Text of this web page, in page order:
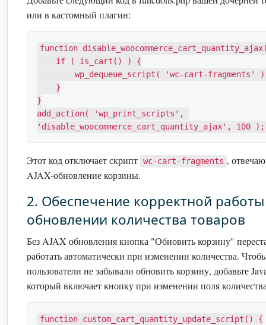
или в кастомный плагин:
function
}
add_action( 'wp_print_scripts',
'disable_woocommerce_cart_quantity_ajax', 100 );
Этот код отключает скрипт wc-cart-fragments ,
AJAX-обновление корзины.
2. Обеспечение корректной
обновлении количества товаров
Без AJAX обновления кнопка "Обновить корзину"
работать автоматически при изменении количества.
пользователи не забывали обновить корзину, добавьте
который включает кнопку при изменении поля
function custom_cart_quantity_update_script() {